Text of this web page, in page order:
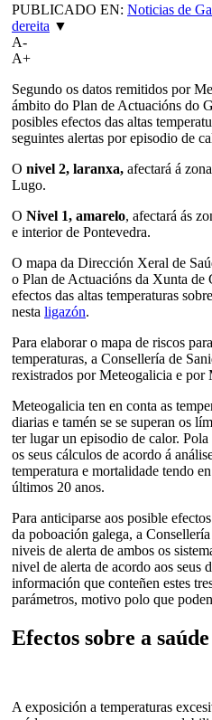
PUBLICADO EN: Noticias de
dereita ▼
A-
A+
Segundo os datos remitidos por
ámbito do Plan de Actuacións do
posibles efectos das altas
seguintes alertas por episodio de
O nivel 2, laranxa, afectará á
Lugo.
O Nivel 1, amarelo, afectará ás
e interior de Pontevedra.
O mapa da Dirección Xeral de
o Plan de Actuacións da Xunta de
efectos das altas temperaturas
nesta ligazón.
Para elaborar o mapa de riscos
temperaturas, a Consellería de
rexistrados por Meteogalicia e por
Meteogalicia ten en conta as
diarias e tamén se se superan os
ter lugar un episodio de calor.
os seus cálculos de acordo á
temperatura e mortalidade tendo
últimos 20 anos.
Para anticiparse aos posible
da poboación galega, a
niveis de alerta de ambos os
nivel de alerta de acordo aos seus
información que conteñen estes
parámetros, motivo polo que
Efectos sobre a saúde
A exposición a temperaturas